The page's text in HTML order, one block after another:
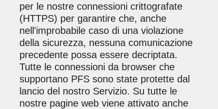
per le nostre connessioni crittografate
(HTTPS) per garantire che, anche
nell'improbabile caso di una violazione
della sicurezza, nessuna comunicazione
precedente possa essere decriptata.
Tutte le connessioni da browser che
supportano PFS sono state protette dal
lancio del nostro Servizio. Su tutte le
nostre pagine web viene attivato anche